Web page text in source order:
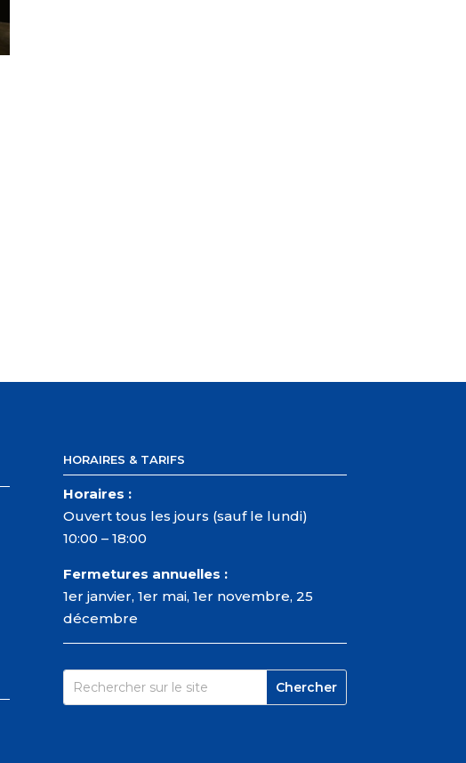
HORAIRES & TARIFS
Horaires :
Ouvert tous les jours (sauf le lundi)
10:00 – 18:00
Fermetures annuelles :
1er janvier, 1er mai, 1er novembre, 25
décembre